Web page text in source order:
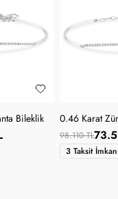
Bileklik 0.46 Karat
98.110 TL
3 Taksit